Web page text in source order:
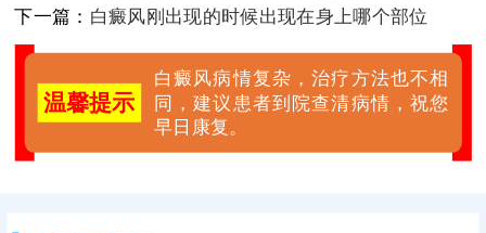
下一篇： 白癜风刚出现的时候出现在身上哪个部位
温馨提示
白癜风病情复杂，治疗方法也不相
同，建议患者到院查清病情，祝您
早日康复。